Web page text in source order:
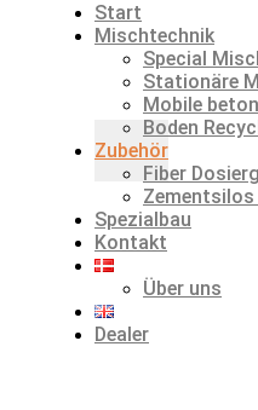
Start
Mischtechnik
Special
Stationäre
Mobile
Boden
Zubehör
Fiber
Zementsilos
Spezialbau
Kontakt
Über uns
Dealer